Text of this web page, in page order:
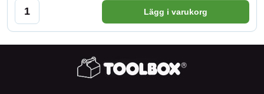
Lägg i varukorg